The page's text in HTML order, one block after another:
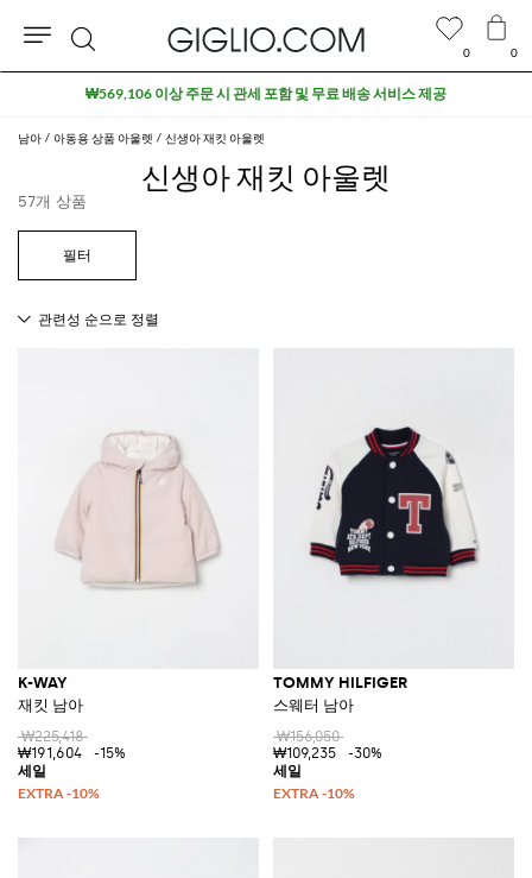
남아 아동용 상품 아울렛 신생아 재킷 아울렛
신생아 재킷 아울렛
57개 상품
K-WAY
재킷 남아
₩225,418
₩191,604
-15%
TOMMY HILFIGER
스웨터 남아
₩156,050
₩109,235
-30%
0 0
검
색
₩569,106 이상 주문 시 관세 포함 및 무료 배송 서비스 제공